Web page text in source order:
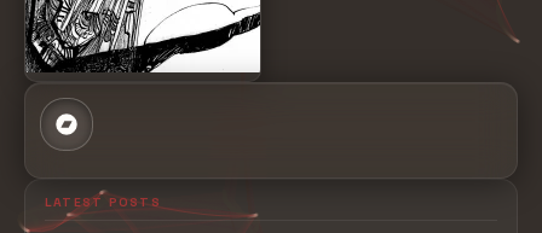
Arcana
LATEST POSTS